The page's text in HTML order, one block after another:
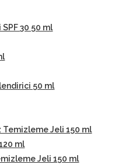
30 50 ml
50 ml
Temizleme Jeli 150 ml
ml
Jeli 150 ml